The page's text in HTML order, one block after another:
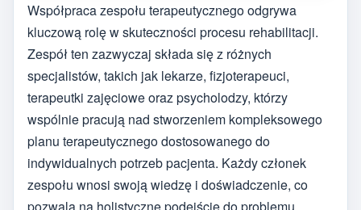
Współpraca zespołu terapeutycznego odgrywa
kluczową rolę w skuteczności procesu rehabilitacji.
Zespół ten zazwyczaj składa się z różnych
specjalistów, takich jak lekarze, fizjoterapeuci,
terapeutki zajęciowe oraz psycholodzy, którzy
wspólnie pracują nad stworzeniem kompleksowego
planu terapeutycznego dostosowanego do
indywidualnych potrzeb pacjenta. Każdy członek
zespołu wnosi swoją wiedzę i doświadczenie, co